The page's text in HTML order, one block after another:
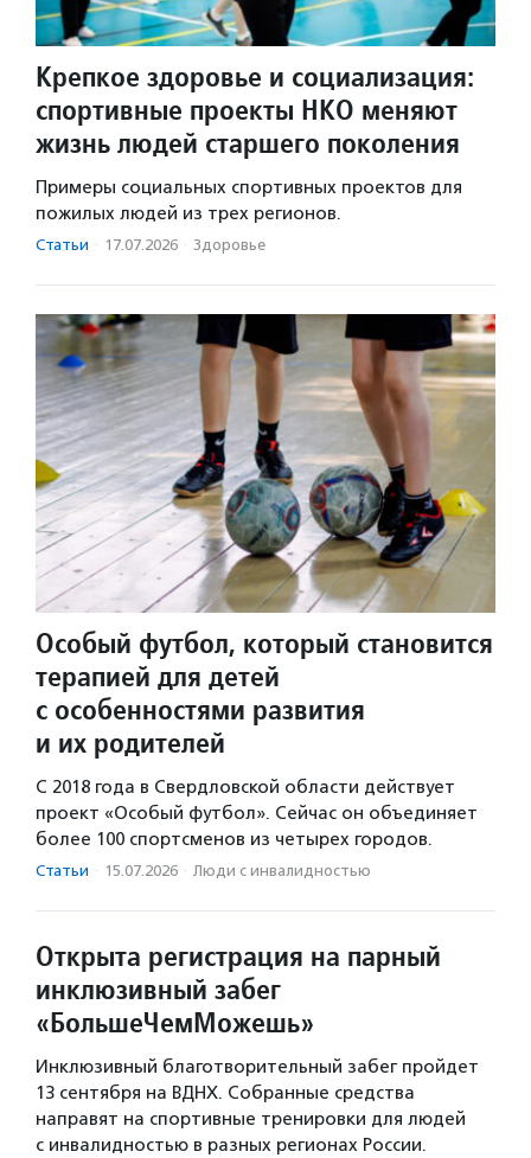
Крепкое здоровье и социализация:
спортивные проекты НКО меняют
жизнь людей старшего поколения
Примеры социальных спортивных проектов для
пожилых людей из трех регионов.
Статьи · 17.07.2026 · Здоровье
Особый футбол, который становится
терапией для детей
с особенностями развития
и их родителей
С 2018 года в Свердловской области действует
проект «Особый футбол». Сейчас он объединяет
более 100 спортсменов из четырех городов.
Статьи · 15.07.2026 · Люди с инвалидностью
Открыта регистрация на парный
инклюзивный забег
«БольшеЧемМожешь»
Инклюзивный благотворительный забег пройдет
13 сентября на ВДНХ. Собранные средства
направят на спортивные тренировки для людей
с инвалидностью в разных регионах России.